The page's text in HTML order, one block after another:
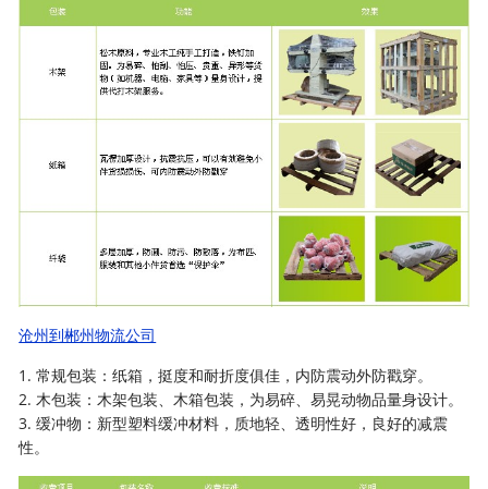
沧州到郴州物流公司
1. 常规包装：纸箱，挺度和耐折度俱佳，内防震动外防戳穿。
2. 木包装：木架包装、木箱包装，为易碎、易晃动物品量身设计。
3. 缓冲物：新型塑料缓冲材料，质地轻、透明性好，良好的减震
性。